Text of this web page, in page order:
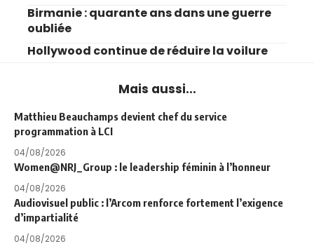
Birmanie : quarante ans dans une guerre
oubliée
Hollywood continue de réduire la voilure
Mais aussi...
Matthieu Beauchamps devient chef du service
programmation à LCI
04/08/2026
Women@NRJ_Group : le leadership féminin à l’honneur
04/08/2026
Audiovisuel public : l’Arcom renforce fortement l’exigence
d’impartialité
04/08/2026